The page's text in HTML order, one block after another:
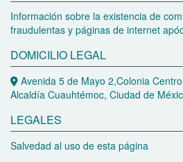
Información sobre la existencia de
fraudulentas y páginas de internet
DOMICILIO LEGAL
Avenida 5 de Mayo 2,Colonia
Alcaldía Cuauhtémoc, Ciudad de
LEGALES
Salvedad al uso de esta página